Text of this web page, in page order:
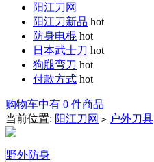
阳江刀网
阳江刀新品 hot
防身电棍 hot
日本武士刀 hot
狗腿弯刀 hot
付款方式 hot
购物车中有 0 件商品
当前位置: 阳江刀网 > 户外刀具
野外防身